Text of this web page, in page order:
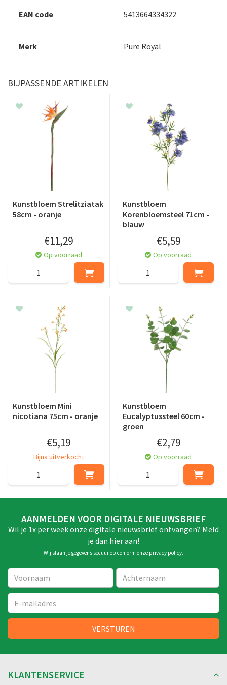
EAN code 5413664334322
Merk Pure Royal
BIJPASSENDE ARTIKELEN
Kunstbloem Strelitziatak
58cm - oranje
€11,29
Op voorraad
Kunstbloem
Korenbloemsteel 71cm -
blauw
€5,59
Op voorraad
Kunstbloem Mini
nicotiana 75cm - oranje
€5,19
Bijna uitverkocht
Kunstbloem
Eucalyptussteel 60cm -
groen
€2,79
Op voorraad
AANMELDEN VOOR DIGITALE NIEUWSBRIEF
Wil je 1x per week onze digitale nieuwsbrief ontvangen? Meld
je dan hier aan!
Wij slaan je gegevens secuur op conform onze privacy policy.
KLANTENSERVICE